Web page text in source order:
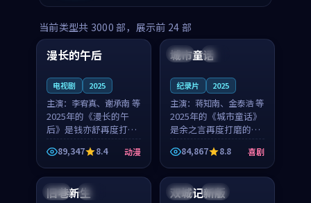
当前类型共 3000 部，展示前 24 部
中国 高分
99:16
漫长的午后
电视剧 2025
主演： 李宥真、谢承南 等
2025年的《漫长的午
后》是钱亦舒再度打磨
的动漫佳作。中国大陆
的取景与海岛日常的氛
围相互成就，李宥真与
谢承南的对手戏自然克
制，让整部影片在悬念
89,347 8.4 动漫
美国 院线
城市童话
纪录片 2025
主演： 蒋知南、金泰浩 等
2025年的《城市童话》
是余之言再度打磨的喜
剧佳作。美国的取景与
历史战争的氛围相互成
就，蒋知南与金泰浩的
对手戏自然克制，让整
部影片在悬念与温度
84,867 8.8 喜剧
英国 完结
旧巷新生 中国 独播
双城记新版